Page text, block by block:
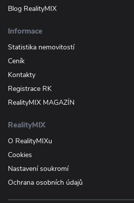
Blog RealityMIX
Informace
Statistika nemovitostí
Ceník
Kontakty
Registrace RK
RealityMIX MAGAZÍN
RealityMIX
O RealityMIXu
Cookies
Nastavení soukromí
Ochrana osobních údajů